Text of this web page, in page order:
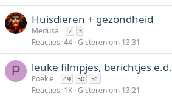
Huisdieren + gezondheid
Medusa 2 3
Reacties 44 Gisteren om 13:31
P leuke filmpjes, berichtjes e.d.
Poekie 49 50 51
Reacties 1K Gisteren om 13:21